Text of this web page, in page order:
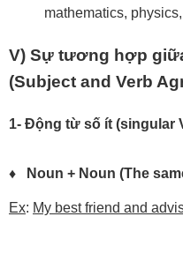
mathematics,
V) Sự tương hợp
(Subject and Verb
1- Động từ số ít (singular
♦ Noun + Noun (The
Ex: My best friend and